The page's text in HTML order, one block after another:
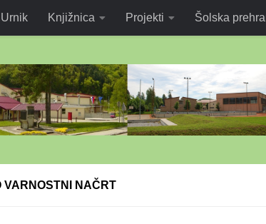
Urnik Knjižnica Projekti Šolska
VARNOSTNI NAČRT